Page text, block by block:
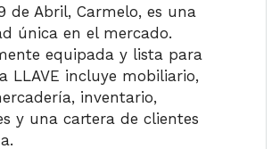
de Abril, Carmelo, es una
única en el mercado.
equipada y lista para
LLAVE incluye mobiliario,
inventario,
y una cartera de clientes